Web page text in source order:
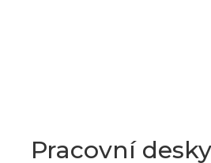
Pracovní